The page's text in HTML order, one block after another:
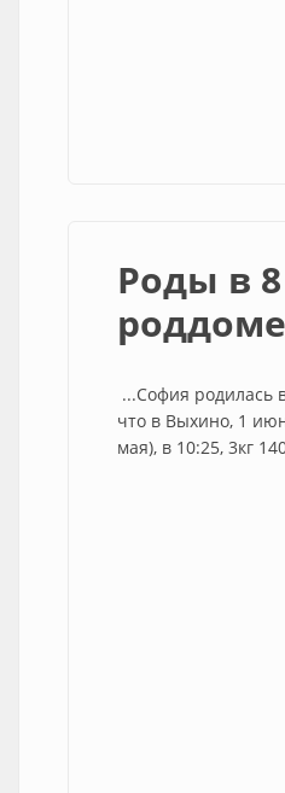
Роды в 8
роддоме
...София родилась
что в Выхино, 1
мая), в 10:25, 3кг